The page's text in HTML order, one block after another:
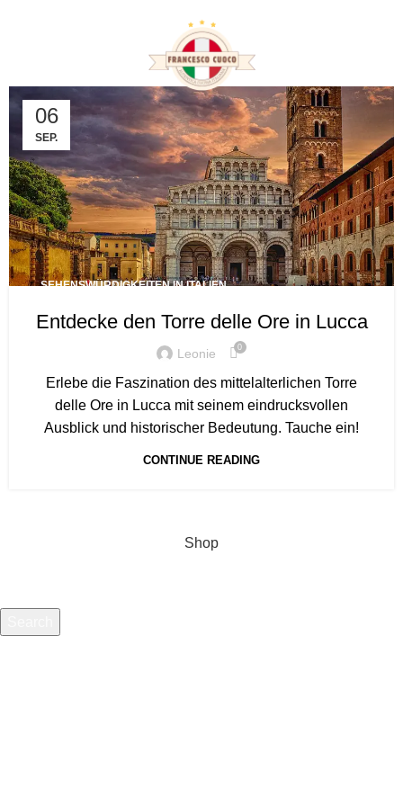
Tag Archives: Torre delle
Ore
06
SEP.
SEHENSWÜRDIGKEITEN IN ITALIEN
Entdecke den Torre delle Ore in Lucca
Leonie 0
Erlebe die Faszination des mittelalterlichen Torre
delle Ore in Lucca mit seinem eindrucksvollen
Ausblick und historischer Bedeutung. Tauche ein!
CONTINUE READING
Shop